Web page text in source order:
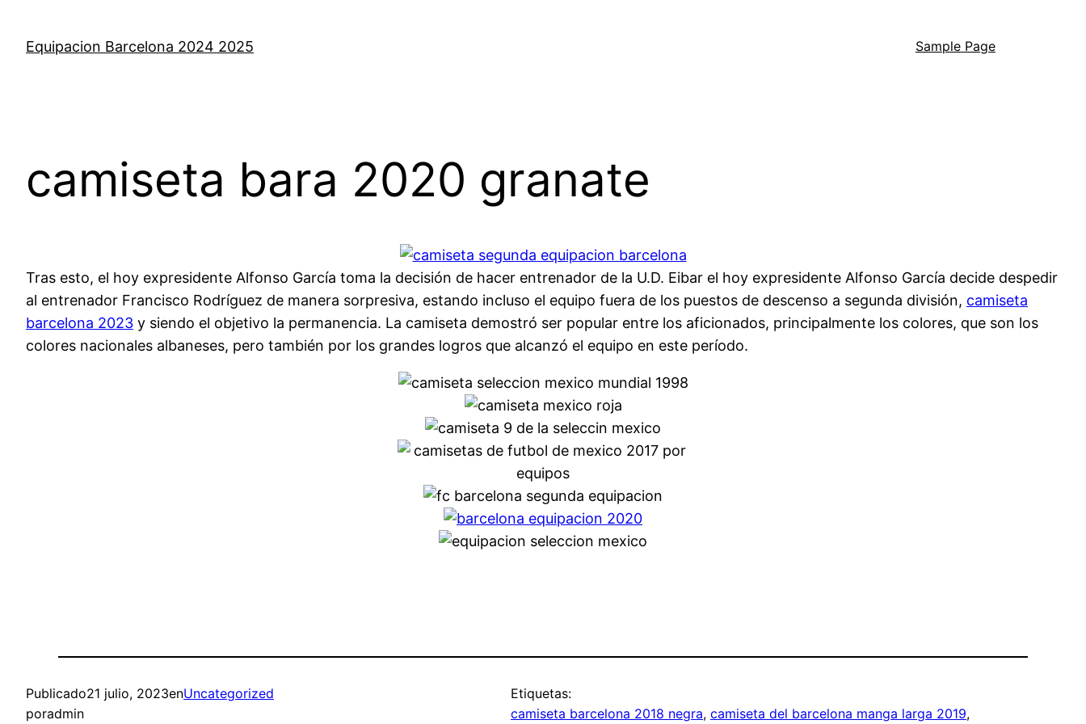
contenido
Equipacion Barcelona 2024 2025 Sample Page
camiseta bara 2020 granate
Tras esto, el hoy expresidente Alfonso García toma la decisión de hacer entrenador de la U.D. Eibar el hoy expresidente Alfonso García decide despedir
al entrenador Francisco Rodríguez de manera sorpresiva, estando incluso el equipo fuera de los puestos de descenso a segunda división, camiseta
barcelona 2023 y siendo el objetivo la permanencia. La camiseta demostró ser popular entre los aficionados, principalmente los colores, que son los
colores nacionales albaneses, pero también por los grandes logros que alcanzó el equipo en este período.
Publicado21 julio, 2023enUncategorized
poradmin
Etiquetas:
camiseta barcelona 2018 negra, camiseta del barcelona manga larga 2019